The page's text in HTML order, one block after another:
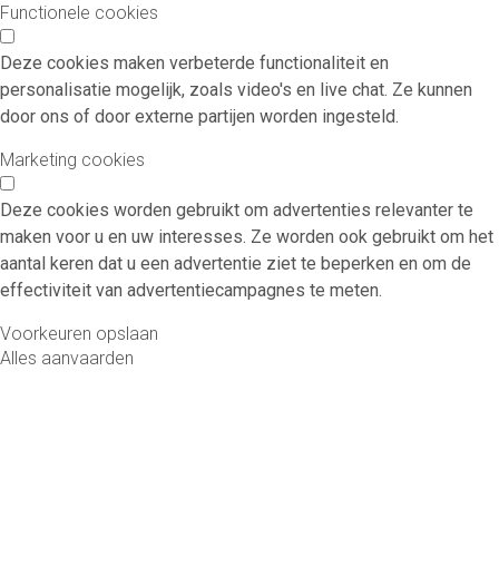
Functionele cookies
Deze cookies maken verbeterde functionaliteit en
personalisatie mogelijk, zoals video's en live chat. Ze kunnen
door ons of door externe partijen worden ingesteld.
Marketing cookies
Deze cookies worden gebruikt om advertenties relevanter te
maken voor u en uw interesses. Ze worden ook gebruikt om het
aantal keren dat u een advertentie ziet te beperken en om de
effectiviteit van advertentiecampagnes te meten.
Voorkeuren opslaan
Alles aanvaarden